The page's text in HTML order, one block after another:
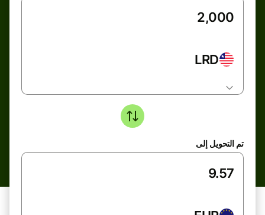
LRD
تم التحويل إلى